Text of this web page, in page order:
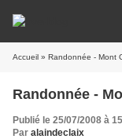
Accueil » Randonnée - Mont
Randonnée -
Publié le 25/07/2008 à
Par alaindeclaix